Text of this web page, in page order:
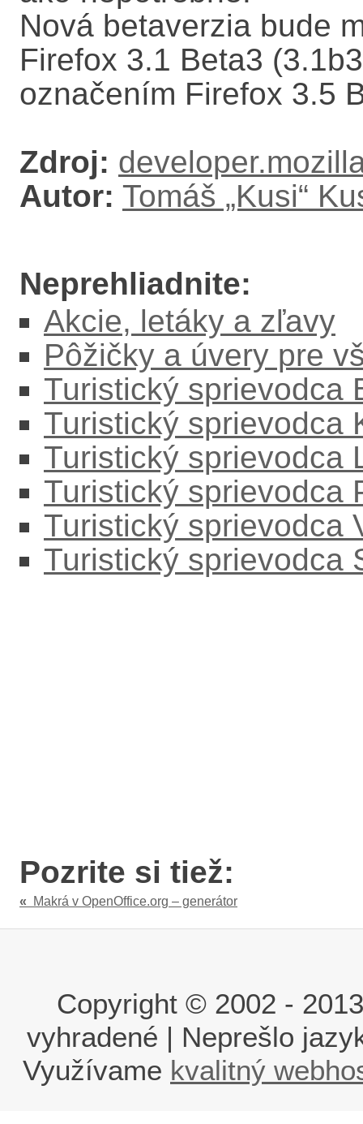
Nová betaverzia bude
Firefox 3.1 Beta3
označením Firefox 3.5
Zdroj:
Autor: Tomáš „Kusi“
Neprehliadnite:
Akcie, letáky a zľavy
Pôžičky a úvery pre
Turistický sprievodca
Turistický sprievodca
Turistický sprievodca
Turistický sprievodca
Turistický sprievodca
Turistický sprievodca
Pozrite si tiež:
« Makrá v OpenOffice.org – generátor
Copyright © 2002 -
vyhradené | Neprešlo
Využívame kvalitný